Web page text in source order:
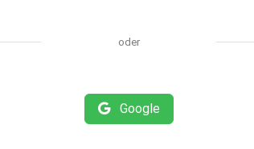
oder
Google